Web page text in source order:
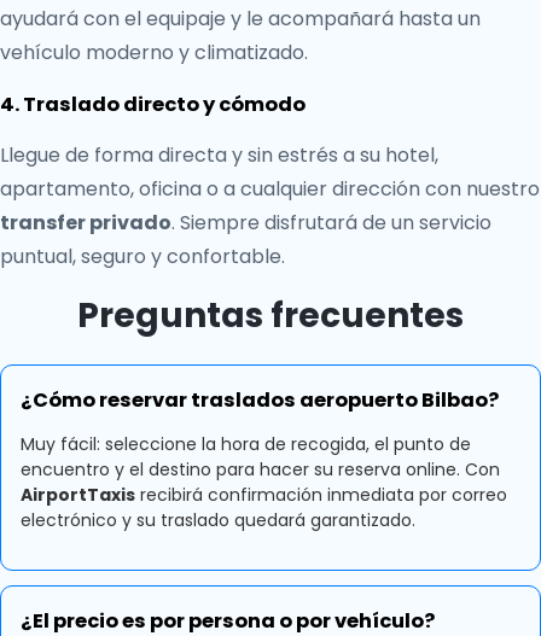
ayudará con el equipaje y le acompañará hasta un
vehículo moderno y climatizado.
4. Traslado directo y cómodo
Llegue de forma directa y sin estrés a su hotel,
apartamento, oficina o a cualquier dirección con nuestro
transfer privado. Siempre disfrutará de un servicio
puntual, seguro y confortable.
Preguntas frecuentes
¿Cómo reservar traslados aeropuerto Bilbao?
Muy fácil: seleccione la hora de recogida, el punto de
encuentro y el destino para hacer su reserva online. Con
AirportTaxis recibirá confirmación inmediata por correo
electrónico y su traslado quedará garantizado.
¿El precio es por persona o por vehículo?